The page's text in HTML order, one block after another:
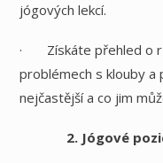
jógových lekcí.
· Získáte přehled o
problémech s klouby
nejčastější a co jim
2. Jógové